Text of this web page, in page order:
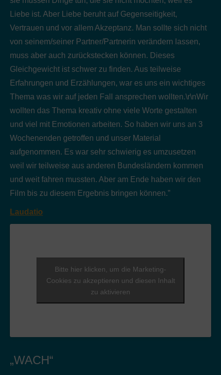
Liebe ist. Aber Liebe beruht auf Gegenseitigkeit,
Vertrauen und vor allem Akzeptanz. Man sollte sich nicht
von seinem/seiner Partner/Partnerin verändern lassen,
muss aber auch zurückstecken können. Dieses
Gleichgewicht ist schwer zu finden. Aus teilweise
Erfahrungen und Erzählungen, war es uns ein wichtiges
Thema was wir auf jeden Fall ansprechen wollten.\r\nWir
wollten das Thema kreativ ohne viele Worte gestalten
und viel mit Emotionen arbeiten. So haben wir uns an 3
Wochenenden getroffen und unser Material
aufgenommen. Es war sehr schwierig es umzusetzen
weil wir teilweise aus anderen Bundesländern kommen
und weit fahren mussten. Aber am Ende haben wir den
Film bis zu diesem Ergebnis bringen können.”
Laudatio
Bitte hier klicken, um die Marketing-
Cookies zu akzeptieren und diesen Inhalt
zu aktivieren
„WACH“